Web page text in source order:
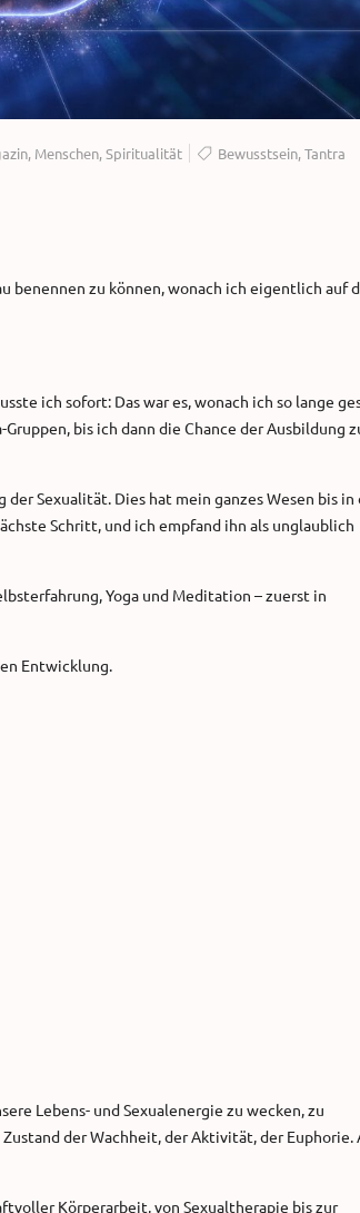
, Menschen,Spiritualität Bewusstsein,Tantra
benennen zu können, wonach ich eigentlich auf
ich sofort: Das war es, wonach ich so lange
bis ich dann die Chance der Ausbildung
Sexualität. Dies hat mein ganzes Wesen bis in
Schritt, und ich empfand ihn als unglaublich
Yoga und Meditation – zuerst in
Entwicklung.
Lebens- und Sexualenergie zu wecken, zu
der Wachheit, der Aktivität, der Euphorie.
Körperarbeit, von Sexualtherapie bis zur